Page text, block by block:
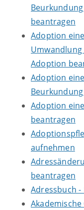
beantragen
Adoption
Adoption
Adoption
Adoption
beantragen
aufnehmen
beantragen
Adressbuch